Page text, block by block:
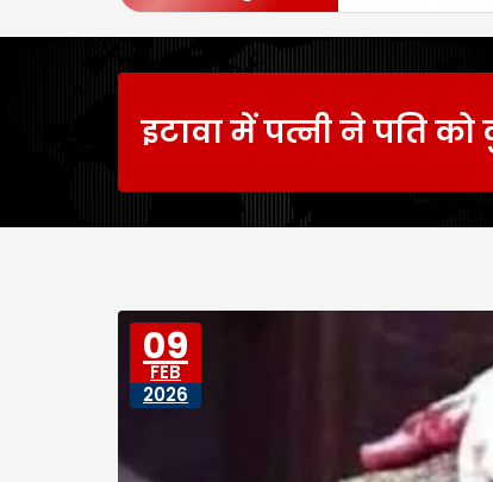
इटावा में पत्नी ने पति को
09
FEB
2026